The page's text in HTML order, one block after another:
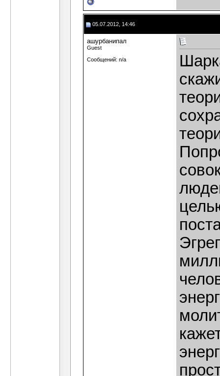
05.07.2012, 14:46
ашурбанипал
Guest
Сообщений: n/a